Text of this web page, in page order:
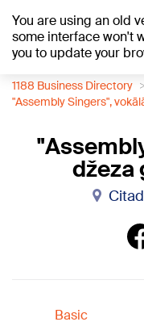
You are using an old
some interface won't
you to update your
+18°C
1188 Business Directory
"Assembly Singers",
džeza
Basic